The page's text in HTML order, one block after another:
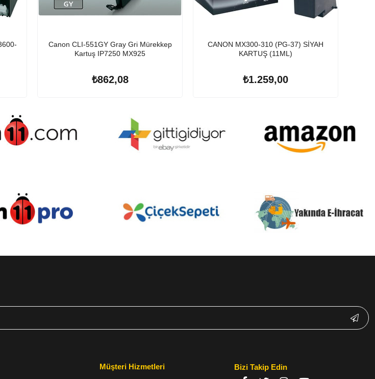
Canon CLI-551GY Gray Gri Mürekkep
Kartuş IP7250 MX925
₺862,08
CANON MX300-310 (PG-37) SİYAH
KARTUŞ (11ML)
₺1.259,00
Müşteri Hizmetleri Bizi Takip Edin